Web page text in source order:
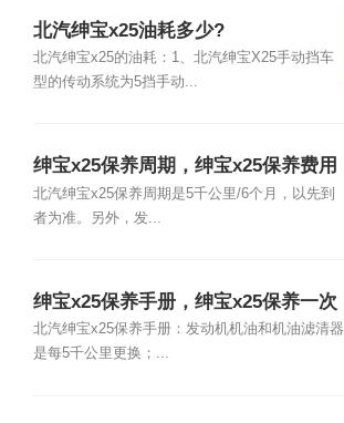
北汽绅宝x25油耗多少?
北汽绅宝x25的油耗：1、北汽绅宝X25手动挡车
型的传动系统为5挡手动...
绅宝x25保养周期，绅宝x25保养费用
明细表
北汽绅宝x25保养周期是5千公里/6个月，以先到
者为准。另外，发...
绅宝x25保养手册，绅宝x25保养一次
多少钱
北汽绅宝x25保养手册：发动机机油和机油滤清器
是每5千公里更换；...